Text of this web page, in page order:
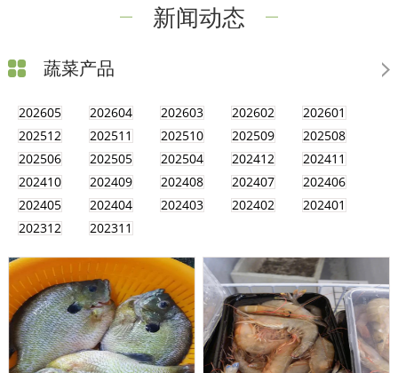
新闻动态
蔬菜产品
202605 202604 202603 202602
202601
202512
202511 202510 202509
202508
202506
202505 202504 202412
202411
202410
202409 202408 202407
202406
202405
202404 202403 202402
202401
202312
202311